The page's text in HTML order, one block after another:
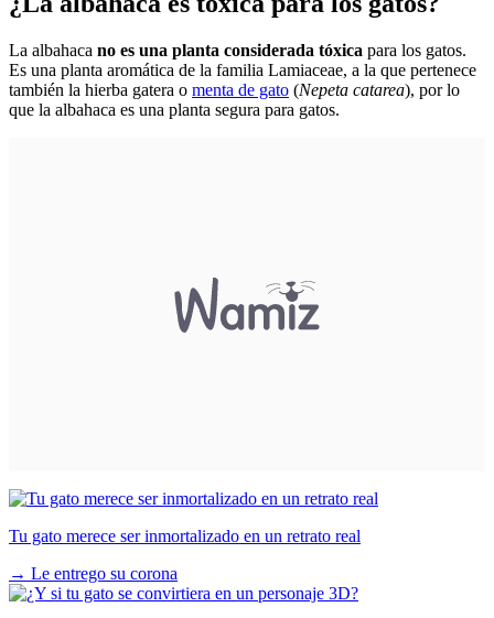
La albahaca no es una planta considerada tóxica para los gatos.
Es una planta aromática de la familia Lamiaceae, a la que pertenece
también la hierba gatera o menta de gato (Nepeta catarea), por lo
que la albahaca es una planta segura para gatos.
Tu gato merece ser inmortalizado en un retrato real
→ Le entrego su corona